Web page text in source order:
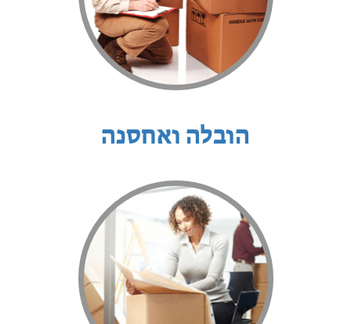
הובלה ואחסנה